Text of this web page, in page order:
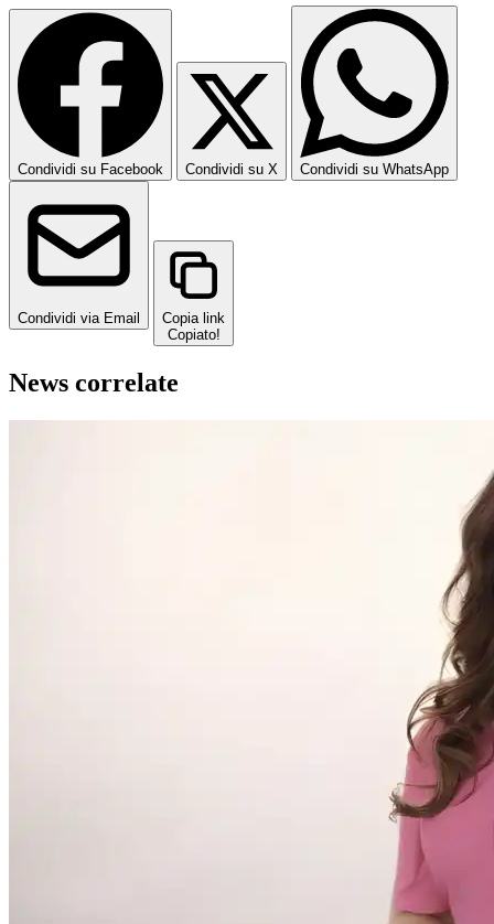
Condividi su Facebook Condividi su X Condividi su WhatsApp
Condividi via Email
Copia link
Copiato!
News correlate